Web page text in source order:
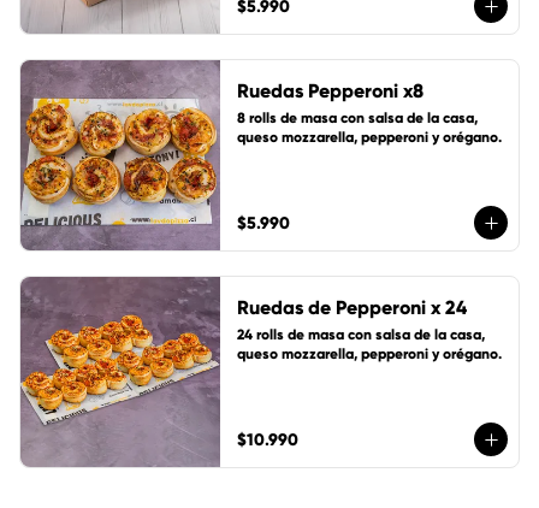
$5.990
Ruedas Pepperoni x8
8 rolls de masa con salsa de la casa,
queso mozzarella, pepperoni y orégano.
$5.990
Ruedas de Pepperoni x 24
24 rolls de masa con salsa de la casa,
queso mozzarella, pepperoni y orégano.
$10.990